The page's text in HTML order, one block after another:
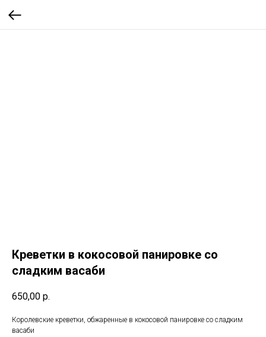
Креветки в кокосовой панировке со
сладким васаби
650,00 р.
Королевские креветки, обжаренные в кокосовой панировке со сладким
васаби